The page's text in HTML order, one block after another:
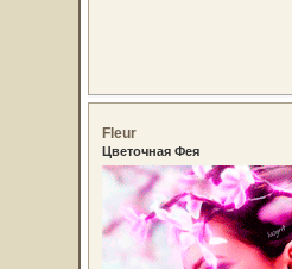
Fleur
Цветочная Фея